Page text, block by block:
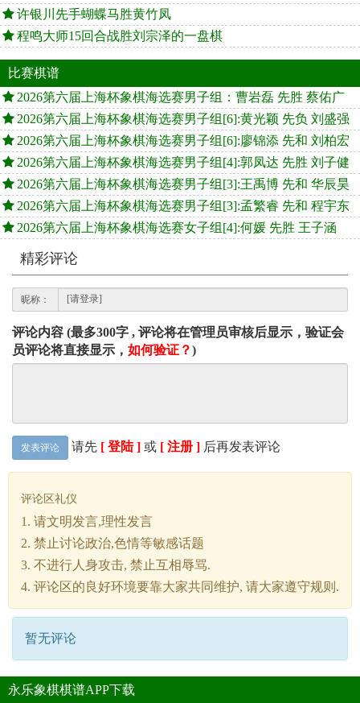
许银川先手蝴蝶马胜黄竹凤
程鸣大师15回合战胜刘宗泽的一盘棋
比赛棋谱
2026第六届上海杯象棋海选赛男子组：曹岩磊 先胜 蔡佑广
2026第六届上海杯象棋海选赛男子组[6]:黄光颖 先负 刘盛强
2026第六届上海杯象棋海选赛男子组[6]:廖锦添 先和 刘柏宏
2026第六届上海杯象棋海选赛男子组[4]:郭凤达 先胜 刘子健
2026第六届上海杯象棋海选赛男子组[3]:王禹博 先和 华辰昊
2026第六届上海杯象棋海选赛男子组[3]:孟繁睿 先和 程宇东
2026第六届上海杯象棋海选赛女子组[4]:何媛 先胜 王子涵
精彩评论
昵称：
评论内容 (最多300字 , 评论将在管理员审核后显示，验证会
员评论将直接显示， 如何验证？)
发表评论 请先 [ 登陆 ] 或 [ 注册 ] 后再发表评论
评论区礼仪
1. 请文明发言,理性发言
2. 禁止讨论政治,色情等敏感话题
3. 不进行人身攻击, 禁止互相辱骂.
4. 评论区的良好环境要靠大家共同维护, 请大家遵守规则.
暂无评论
永乐象棋棋谱APP下载